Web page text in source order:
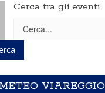
Cerca tra gli eventi
METEO VIAREGGIO